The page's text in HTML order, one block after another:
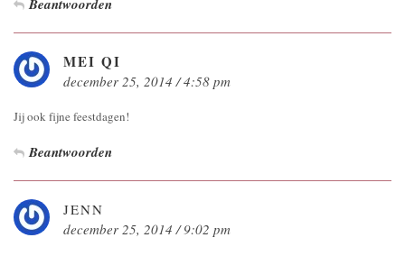
MEI QI
december 25, 2014 / 4:58 pm
Jij ook fijne feestdagen!
Beantwoorden
JENN
december 25, 2014 / 9:02 pm